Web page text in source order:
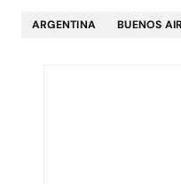
ARGENTINA BUENOS